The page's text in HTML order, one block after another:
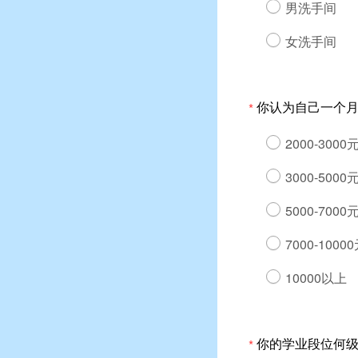
男洗手间
女洗手间
*你认为自己一个
2000-3000元
3000-5000元
5000-7000元
7000-10000
10000以上
*你的学业段位何级